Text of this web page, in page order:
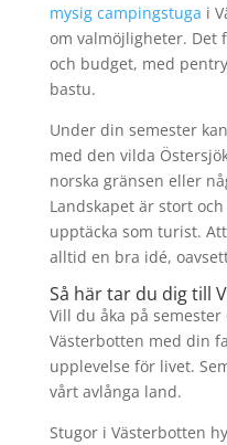
mysig campingstuga i
om valmöjligheter. Det
och budget, med
bastu.
Under din semester
med den vilda
norska gränsen eller
Landskapet är stort
upptäcka som turist.
alltid en bra idé,
Så här tar du dig till
Vill du åka på
Västerbotten med din
upplevelse för livet.
vårt avlånga land.
Stugor i Västerbotten